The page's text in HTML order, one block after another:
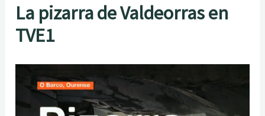
La pizarra de Valdeorras en
TVE1